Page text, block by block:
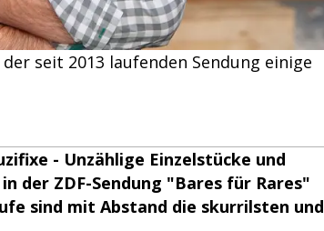
seit 2013 laufenden Sendung einige
- Unzählige Einzelstücke und
der ZDF-Sendung "Bares für Rares"
sind mit Abstand die skurrilsten und